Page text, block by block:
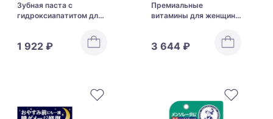
Зубная паста с
гидроксиапатитом для
1 922 ₽
Премиальные
витамины для женщин
3 644 ₽